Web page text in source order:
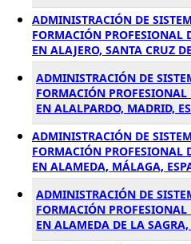
ADMINISTRACIÓN DE
FORMACIÓN PROFESIONAL
EN ALAJERO, SANTA CRUZ
ADMINISTRACIÓN DE
FORMACIÓN PROFESIONAL
EN ALALPARDO, MADRID,
ADMINISTRACIÓN DE
FORMACIÓN PROFESIONAL
EN ALAMEDA, MÁLAGA,
ADMINISTRACIÓN DE
FORMACIÓN PROFESIONAL
EN ALAMEDA DE LA